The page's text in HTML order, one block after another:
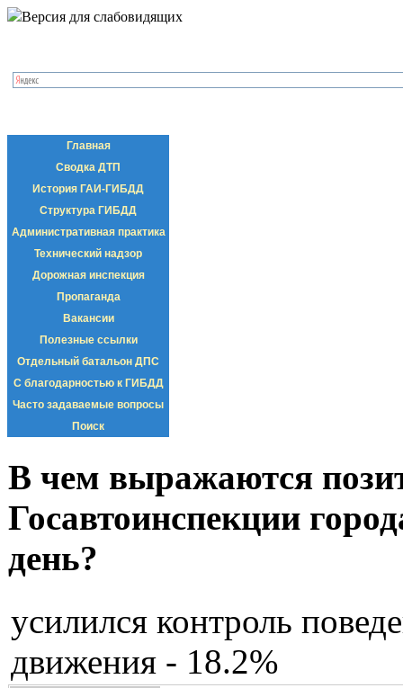
Версия для слабовидящих
Главная
Сводка ДТП
История ГАИ-ГИБДД
Структура ГИБДД
Административная практика
Технический надзор
Дорожная инспекция
Пропаганда
Вакансии
Полезные ссылки
Отдельный батальон ДПС
С благодарностью к ГИБДД
Часто задаваемые вопросы
Поиск
В чем выражаются
Госавтоинспекции
день?
усилился контроль
движения - 18.2%